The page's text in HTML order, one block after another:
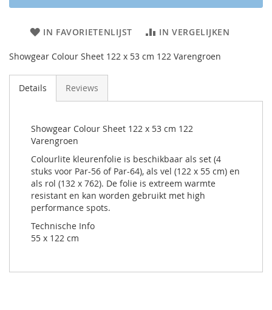
IN FAVORIETENLIJST IN VERGELIJKEN
Showgear Colour Sheet 122 x 53 cm 122 Varengroen
Details Reviews
Showgear Colour Sheet 122 x 53 cm 122
Varengroen
Colourlite kleurenfolie is beschikbaar als set (4
stuks voor Par-56 of Par-64), als vel (122 x 55 cm) en
als rol (132 x 762). De folie is extreem warmte
resistant en kan worden gebruikt met high
performance spots.
Technische Info
55 x 122 cm